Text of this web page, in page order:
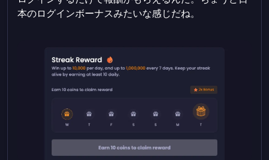
本のログインボーナスみたいな感じだね。